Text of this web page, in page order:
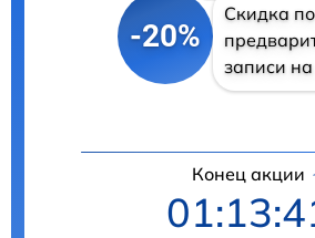
-20%
Скидка по
записи на
Конец акции